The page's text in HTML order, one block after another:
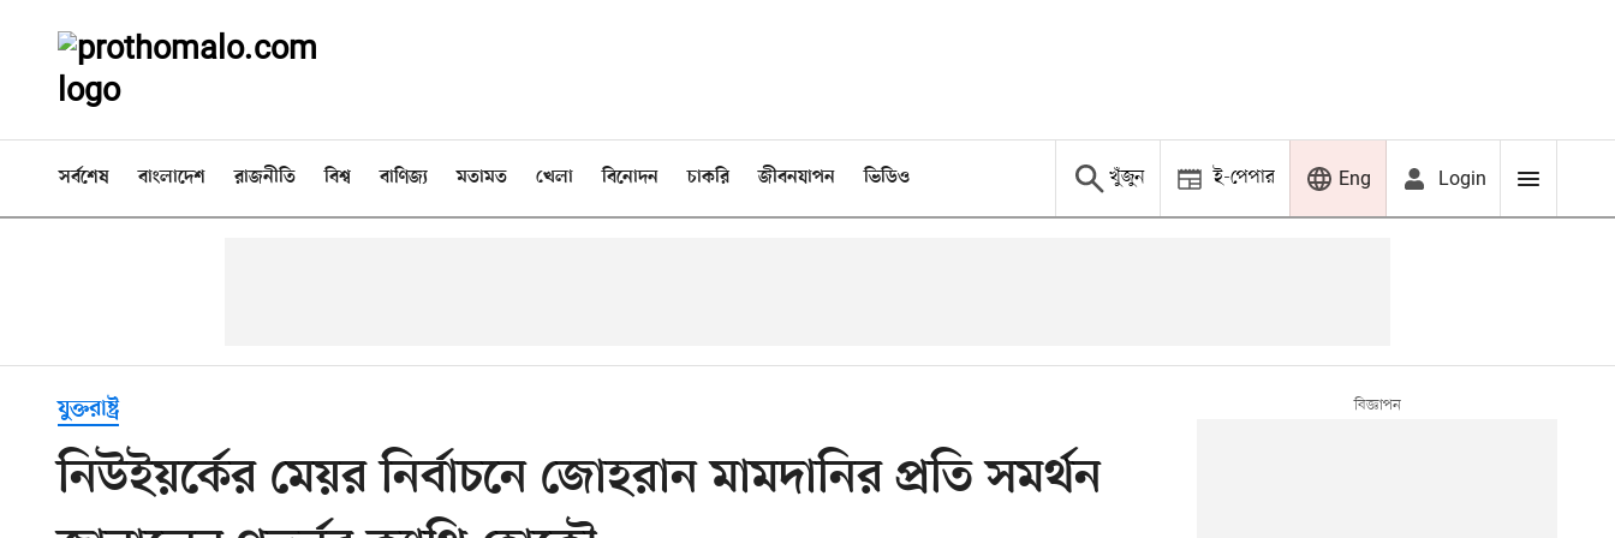
সর্বশেষ বাংলাদেশ রাজনীতি বিশ্ব বাণিজ্য মতামত খেলা বিনোদন চাকরি জীবনযাপন ভিডিও খুঁজুন ই-পেপার Eng Login
যুক্তরাষ্ট্র
নিউইয়র্কের মেয়র নির্বাচনে জোহরান মামদানির প্রতি সমর্থন